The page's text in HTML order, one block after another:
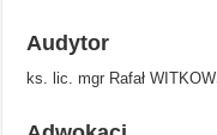
Audytor
ks. lic. mgr Rafał